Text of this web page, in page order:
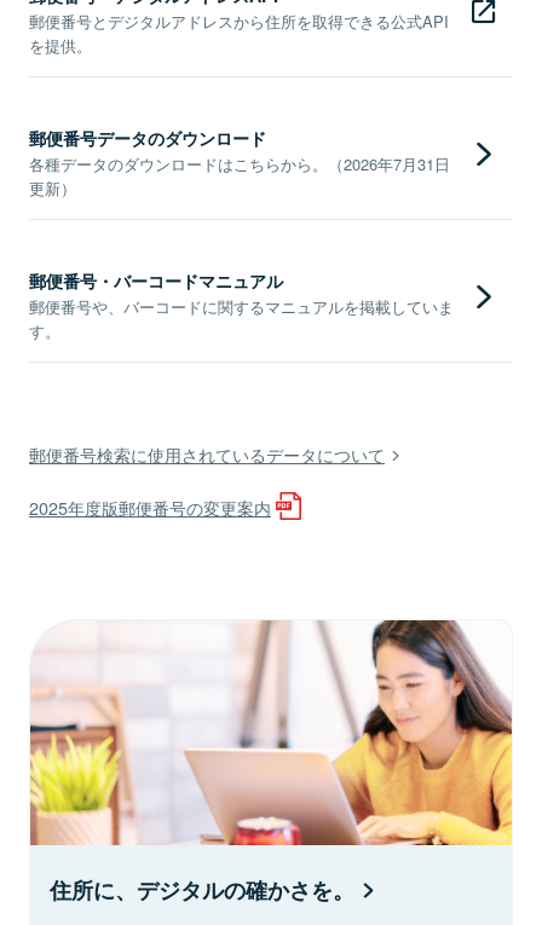
郵便番号とデジタルアドレスから住所を取得できる公式API
を提供。
郵便番号データのダウンロード
各種データのダウンロードはこちらから。（2026年7月31日
更新）
郵便番号・バーコードマニュアル
郵便番号や、バーコードに関するマニュアルを掲載していま
す。
郵便番号検索に使用されているデータについて
2025年度版郵便番号の変更案内
住所に、デジタルの確かさを。